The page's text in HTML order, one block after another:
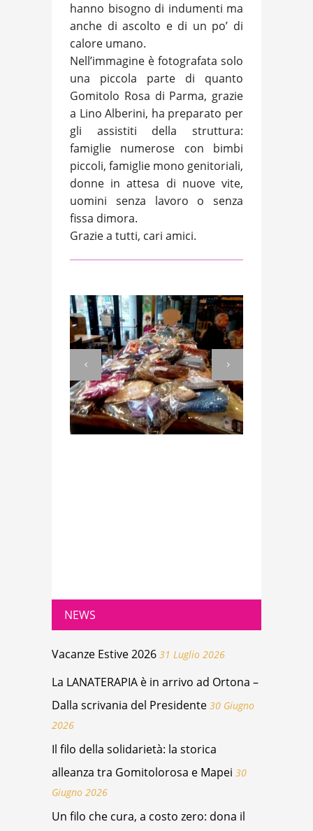
hanno bisogno di indumenti ma
anche di ascolto e di un po’ di
calore umano.
Nell’immagine è fotografata solo
una piccola parte di quanto
Gomitolo Rosa di Parma, grazie
a Lino Alberini, ha preparato per
gli assistiti della struttura:
famiglie numerose con bimbi
piccoli, famiglie mono genitoriali,
donne in attesa di nuove vite,
uomini senza lavoro o senza
fissa dimora.
Grazie a tutti, cari amici.
NEWS
Vacanze Estive 2026 31 Luglio 2026
La LANATERAPIA è in arrivo ad Ortona –
Dalla scrivania del Presidente 30 Giugno
2026
Il filo della solidarietà: la storica
alleanza tra Gomitolorosa e Mapei 30
Giugno 2026
Un filo che cura, a costo zero: dona il